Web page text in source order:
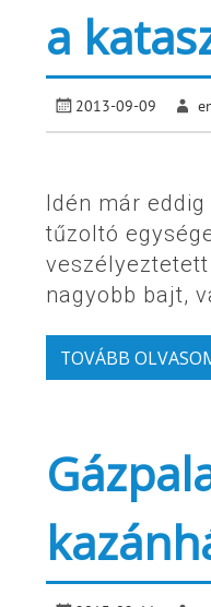
a
2013-09-09
Idén már
tűzoltó
nagyobb bajt,
TOVÁBB